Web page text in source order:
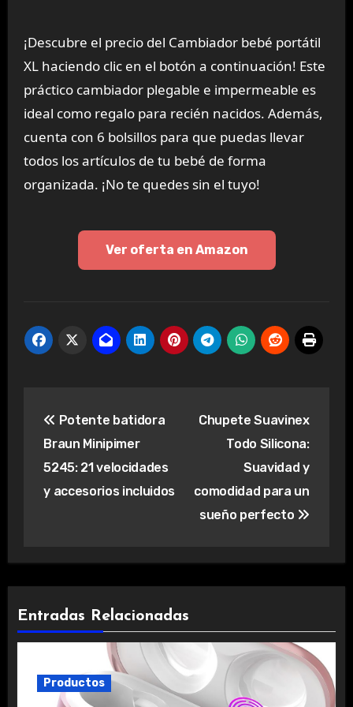
¡Descubre el precio del Cambiador bebé portátil
XL haciendo clic en el botón a continuación! Este
práctico cambiador plegable e impermeable es
ideal como regalo para recién nacidos. Además,
cuenta con 6 bolsillos para que puedas llevar
todos los artículos de tu bebé de forma
organizada. ¡No te quedes sin el tuyo!
Ver oferta en Amazon
de
entradas
Potente batidora
Braun Minipimer
5245: 21 velocidades
y accesorios incluidos
Chupete Suavinex
Todo Silicona:
Suavidad y
comodidad para un
sueño perfecto
Entradas Relacionadas
Productos